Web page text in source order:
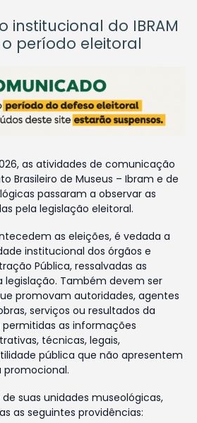
institucional do IBRAM
período eleitoral
as atividades de comunicação
Brasileiro de Museus – Ibram e de
passaram a observar as
pela legislação eleitoral.
as eleições, é vedada a
institucional dos órgãos e
Pública, ressalvadas as
legislação. Também devem ser
promovam autoridades, agentes
serviços ou resultados da
as informações
técnicas, legais,
pública que não apresentem
suas unidades museológicas,
as seguintes providências: